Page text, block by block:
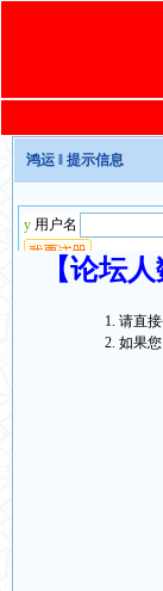
鸿运 ‖ 提示信息
【论坛
请直
如果